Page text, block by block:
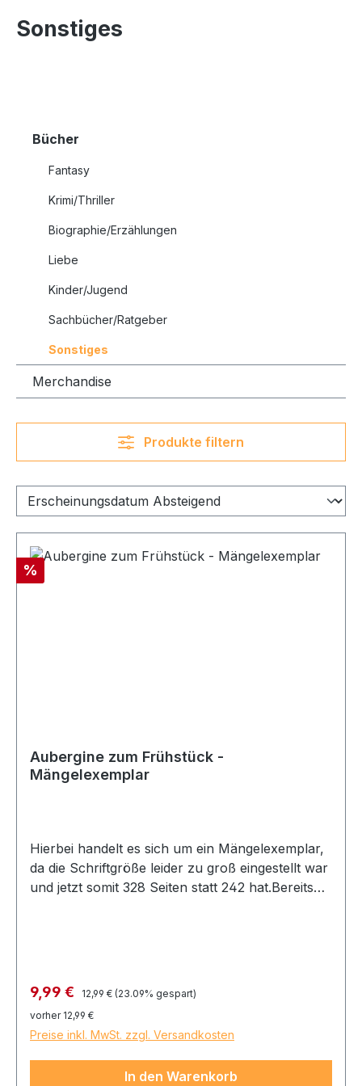
Sonstiges
Bücher
Fantasy
Krimi/Thriller
Biographie/Erzählungen
Liebe
Kinder/Jugend
Sachbücher/Ratgeber
Sonstiges
Merchandise
Produkte filtern
Rabatt
%
Aubergine zum Frühstück -
Mängelexemplar
Hierbei handelt es sich um ein Mängelexemplar,
da die Schriftgröße leider zu groß eingestellt war
und jetzt somit 328 Seiten statt 242 hat.Bereits
Gabi muss allerhand mitmachen, als ihr schwuler
Sohn heranwächst und eine sehr
außergewöhnliche Karriere anstrebt. Eine etwas
andere Mutter-Sohn-Geschichte.
Verkaufspreis:
9,99 € Regulärer Preis:
12,99 € (23.09% gespart)
vorher 12,99 €
Preise inkl. MwSt. zzgl. Versandkosten
In den Warenkorb